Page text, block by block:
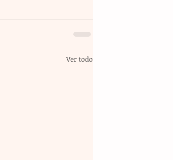
Ver todo